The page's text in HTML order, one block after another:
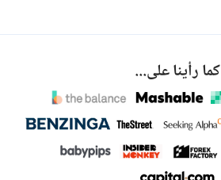
كما رأينا على...